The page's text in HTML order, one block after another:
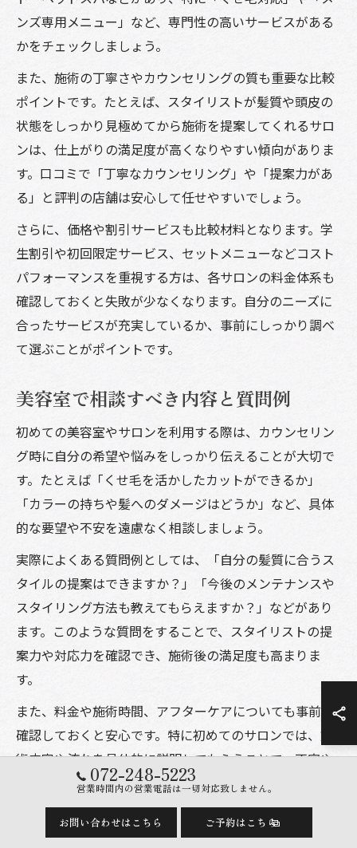
ンズ専用メニュー」など、専門性の高いサービスがある
かをチェックしましょう。
また、施術の丁寧さやカウンセリングの質も重要な比較
ポイントです。たとえば、スタイリストが髪質や頭皮の
状態をしっかり見極めてから施術を提案してくれるサロ
ンは、仕上がりの満足度が高くなりやすい傾向がありま
す。口コミで「丁寧なカウンセリング」や「提案力があ
る」と評判の店舗は安心して任せやすいでしょう。
さらに、価格や割引サービスも比較材料となります。学
生割引や初回限定サービス、セットメニューなどコスト
パフォーマンスを重視する方は、各サロンの料金体系も
確認しておくと失敗が少なくなります。自分のニーズに
合ったサービスが充実しているか、事前にしっかり調べ
て選ぶことがポイントです。
美容室で相談すべき内容と質問例
初めての美容室やサロンを利用する際は、カウンセリン
グ時に自分の希望や悩みをしっかり伝えることが大切で
す。たとえば「くせ毛を活かしたカットができるか」
「カラーの持ちや髪へのダメージはどうか」など、具体
的な要望や不安を遠慮なく相談しましょう。
実際によくある質問例としては、「自分の髪質に合うス
タイルの提案はできますか？」「今後のメンテナンスや
スタイリング方法も教えてもらえますか？」などがあり
ます。このような質問をすることで、スタイリストの提
案力や対応力を確認でき、施術後の満足度も高まりま
す。
また、料金や施術時間、アフターケアについても事前に
確認しておくと安心です。特に初めてのサロンでは、施
術内容や流れを具体的に説明してもらうことで、不安や
失敗を未然に防ぐことができます。カウンセリング時の
やり取りを大切にしましょう。
072-248-5223
営業時間内の営業電話は一切対応致しません。
お問い合わせはこちら ご予約はこちら